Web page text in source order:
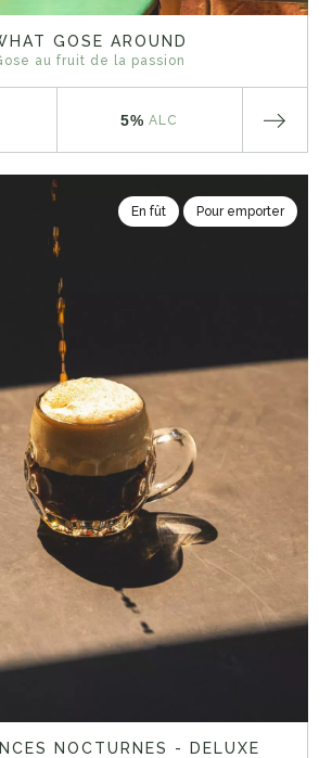
GOSE AROUND
au fruit de la passion
5% ALC
En fût Pour emporter
NOCTURNES - DELUXE